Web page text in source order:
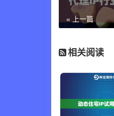
« 上一篇
相关阅读